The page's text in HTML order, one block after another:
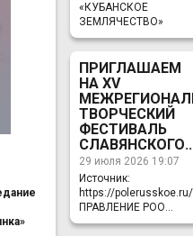
«КУБАНСКОЕ
ЗЕМЛЯЧЕСТВО»
ПРИГЛАШАЕМ
НА ХV
ТВОРЧЕСКИЙ
ФЕСТИВАЛЬ
29 июля 2026 19:07
Источник:
https://polerusskoe.ru/
ПРАВЛЕНИЕ РОО...